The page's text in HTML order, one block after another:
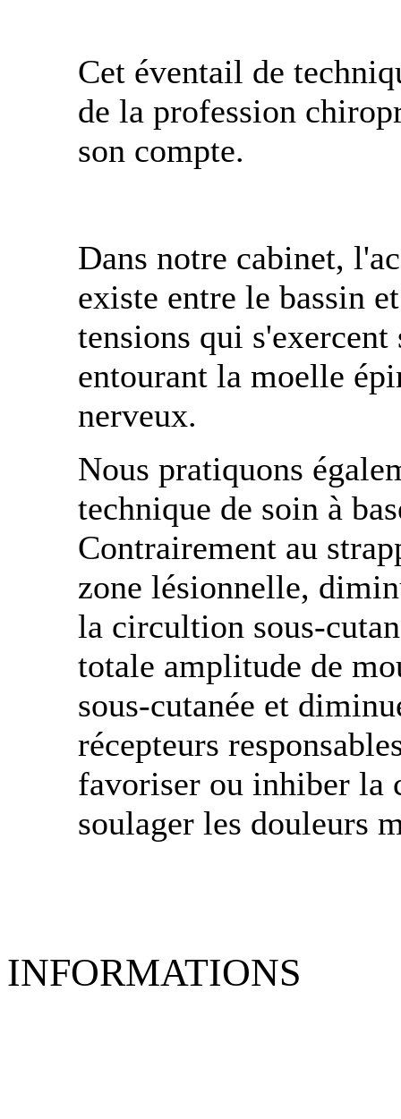
Cet éventail de
de la profession
son compte.
Dans notre cabinet,
existe entre le bassin
tensions qui s'exercent
entourant la moelle
nerveux.
Nous pratiquons
technique de soin à
Contrairement au
zone lésionnelle,
la circultion sous-
totale amplitude de
sous-cutanée et
récepteurs
favoriser ou inhiber la
soulager les douleurs
INFORMATIONS